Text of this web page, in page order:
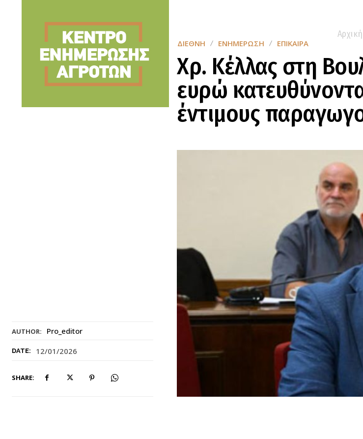
Αρχική
AUTHOR: Pro_editor
DATE: 12/01/2026
SHARE:
ΔΙΕΘΝΉ ΕΝΗΜΈΡΩΣΗ ΕΠΊΚΑΙΡΑ
Χρ. Κέλλας στη
ευρώ
έντιμους